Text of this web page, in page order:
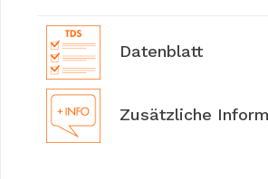
Datenblatt
Zusätzliche